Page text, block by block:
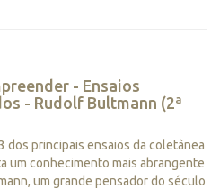
- Ensaios
- Rudolf Bultmann (2ª
dos principais ensaios da coletânea
um conhecimento mais abrangente
um grande pensador do século